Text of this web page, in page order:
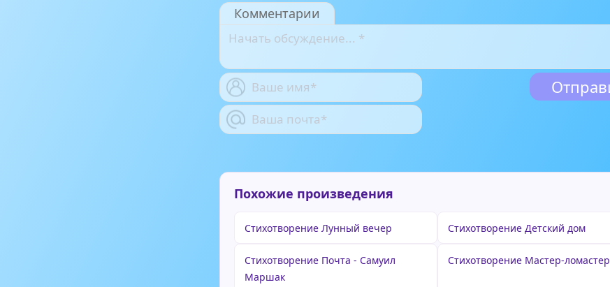
Комментарии
Похожие произведения
Стихотворение Лунный вечер Стихотворение Детский дом
Стихотворение Почта - Самуил
Маршак
Стихотворение Мастер-ломастер